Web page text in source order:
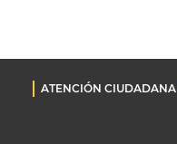
ATENCIÓN CIUDADANA